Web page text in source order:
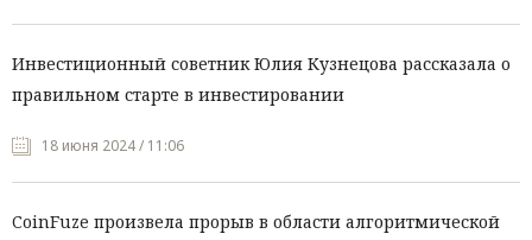
Инвестиционный советник Юлия Кузнецова рассказала о
правильном старте в инвестировании
18 июня 2024 / 11:06
CoinFuze произвела прорыв в области алгоритмической